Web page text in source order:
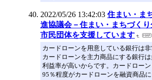
2022/05/26 13:42:03 住まい・ま
進協議会－住まい・まちづくり
市民団体を支援しています
カードローンを用意している銀行は
カードローンを主力商品にする銀行
利益率が高いからです。カードロー
95％程度がカードローンを融資商品